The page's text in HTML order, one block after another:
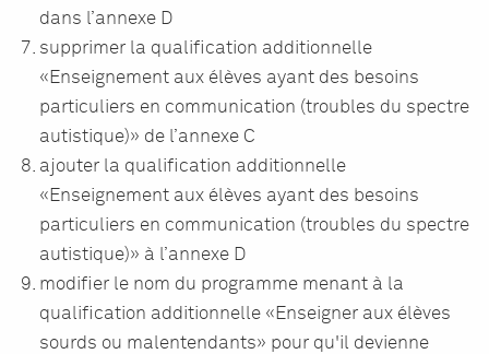
dans l’annexe D
supprimer la qualification additionnelle
«Enseignement aux élèves ayant des besoins
particuliers en communication (troubles du spectre
autistique)» de l’annexe C
ajouter la qualification additionnelle
«Enseignement aux élèves ayant des besoins
particuliers en communication (troubles du spectre
autistique)» à l’annexe D
modifier le nom du programme menant à la
qualification additionnelle «Enseigner aux élèves
sourds ou malentendants» pour qu'il devienne